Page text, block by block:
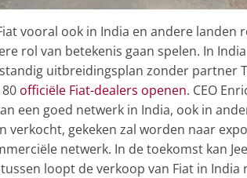
vooral ook in India en andere landen
rol van betekenis gaan spelen. In
uitbreidingsplan zonder partner
officiële Fiat-dealers openen. CEO
een goed netwerk in India, ook in
verkocht, gekeken zal worden naar
netwerk. In de toekomst kan
loopt de verkoop van Fiat in